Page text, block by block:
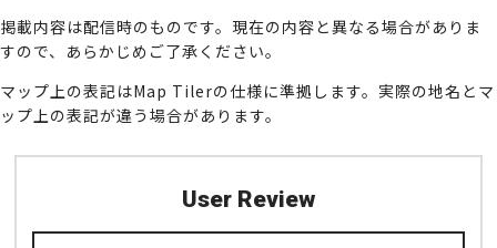
掲載内容は配信時のものです。現在の内容と異なる場合がありま
すので、あらかじめご了承ください。
マップ上の表記はMap Tilerの仕様に準拠します。実際の地名とマ
ップ上の表記が違う場合があります。
User Review